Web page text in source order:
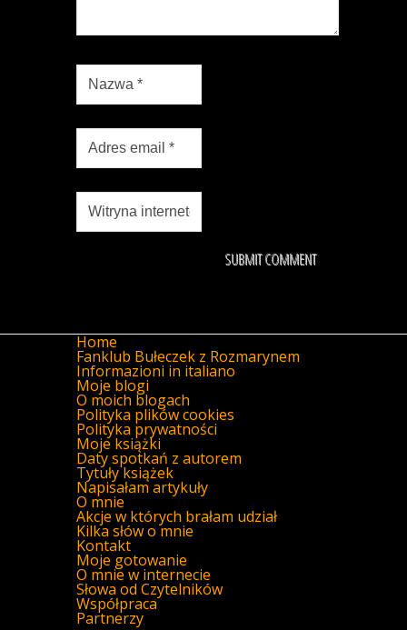
Home
Fanklub Bułeczek z Rozmarynem
Informazioni in italiano
Moje blogi
O moich blogach
Polityka plików cookies
Polityka prywatności
Moje książki
Daty spotkań z autorem
Tytuły książek
Napisałam artykuły
O mnie
Akcje w których brałam udział
Kilka słów o mnie
Kontakt
Moje gotowanie
O mnie w internecie
Słowa od Czytelników
Współpraca
Partnerzy